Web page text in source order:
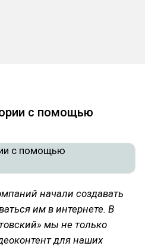
с помощью
начали создавать
им в интернете. В
мы не только
для наших